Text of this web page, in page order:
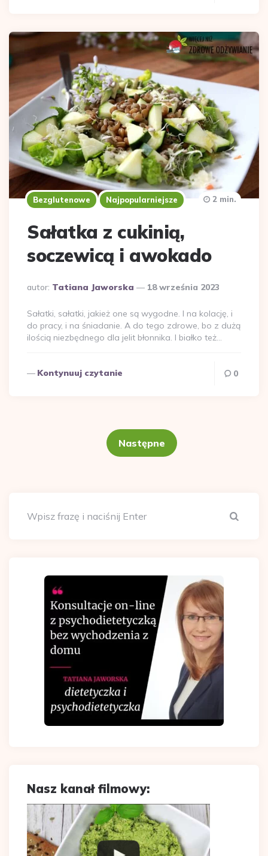
Bezglutenowe Najpopularniejsze
Sałatka z cukinią,
soczewicą i awokado
Dodane
autor: Tatiana Jaworska 18 września 2023
2 min.
Sałatki, sałatki, jakież one są wygodne. I na kolację, i
do pracy, i na śniadanie. A do tego zdrowe, bo z dużą
ilością niezbędnego dla jelit błonnika. I białko też…
Kontynuuj czytanie 0
Następne
Nasz kanał filmowy: